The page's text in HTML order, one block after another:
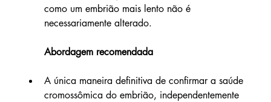
como um embrião mais lento não é
necessariamente alterado.
Abordagem recomendada
A única maneira definitiva de confirmar a saúde
cromossômica do embrião, independentemente